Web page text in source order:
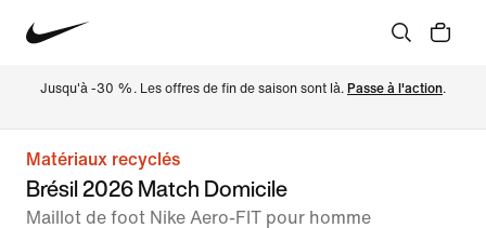
Jusqu'à -30 %. Les offres de fin de saison sont là. Passe à l'action.
Matériaux recyclés
Brésil 2026 Match Domicile
Maillot de foot Nike Aero-FIT pour homme